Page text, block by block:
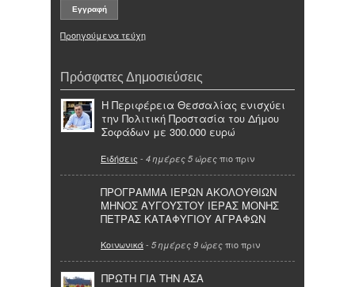
Προηγούμενα τεύχη
Πρόσφατες Δημοσιεύσεις
Η Περιφέρεια Θεσσαλίας ενισχύει
την Πολιτική Προστασία του Δήμου
Σοφάδων με 300.000 ευρώ
Ειδήσεις - 4 ημέρες 5 ώρες πιο πριν
ΠΡΟΓΡΑΜΜΑ ΙΕΡΩΝ ΑΚΟΛΟΥΘΙΩΝ
ΜΗΝΟΣ ΑΥΓΟΥΣΤΟΥ ΙΕΡΑΣ ΜΟΝΗΣ
ΠΕΤΡΑΣ ΚΑΤΑΦΥΓΙΟΥ ΑΓΡΑΦΩΝ
Κοινωνικά- 5 ημέρες 9 ώρες πιο πριν
ΠΡΩΤΗ ΓΙΑ ΤΗΝ ΑΣΑ